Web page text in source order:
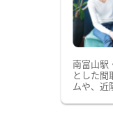
南富山駅
とした間
ムや、近